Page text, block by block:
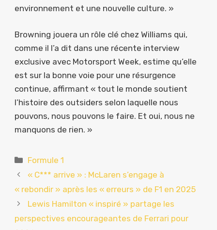
environnement et une nouvelle culture. »
Browning jouera un rôle clé chez Williams qui,
comme il l’a dit dans une récente interview
exclusive avec Motorsport Week, estime qu’elle
est sur la bonne voie pour une résurgence
continue, affirmant « tout le monde soutient
l’histoire des outsiders selon laquelle nous
pouvons, nous pouvons le faire. Et oui, nous ne
manquons de rien. »
Catégories
Formule 1
« C*** arrive » : McLaren s’engage à
« rebondir » après les « erreurs » de F1 en 2025
Lewis Hamilton « inspiré » partage les
perspectives encourageantes de Ferrari pour